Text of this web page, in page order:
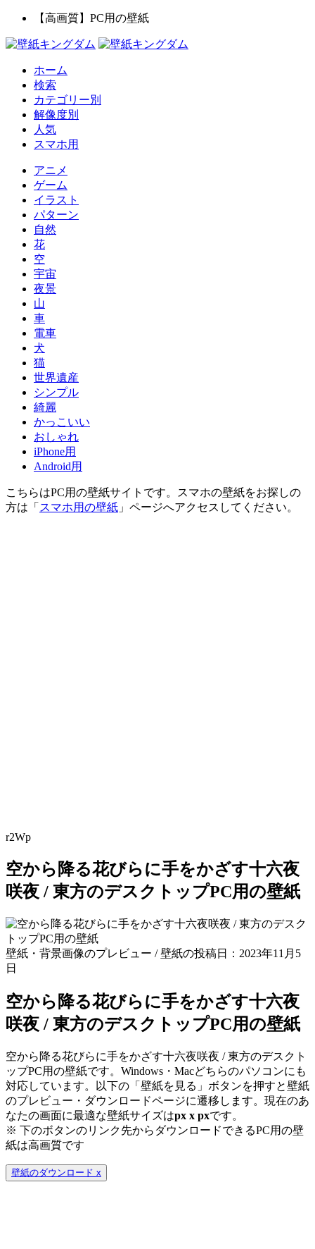
【高画質】PC用の壁紙
ホーム
検索
カテゴリー別
解像度別
人気
スマホ用
アニメ
ゲーム
イラスト
パターン
自然
花
空
宇宙
夜景
山
車
電車
犬
猫
世界遺産
シンプル
綺麗
かっこいい
おしゃれ
iPhone用
Android用
こちらはPC用の壁紙サイトです。スマホの壁紙をお探しの
方は「 スマホ用の壁紙 」ページへアクセスしてください。
r2Wp
空から降る花びらに手をかざす十六夜
咲夜 / 東方のデスクトップPC用の壁紙
壁紙・背景画像のプレビュー / 壁紙の投稿日：2023年11月5
日
空から降る花びらに手をかざす十六夜
咲夜 / 東方のデスクトップPC用の壁紙
空から降る花びらに手をかざす十六夜咲夜 / 東方のデスクト
ップPC用の壁紙です。Windows・Macどちらのパソコンにも
対応しています。以下の「壁紙を見る」ボタンを押すと壁紙
のプレビュー・ダウンロードページに遷移します。現在のあ
なたの画面に最適な壁紙サイズはpx x pxです。
※ 下のボタンのリンク先からダウンロードできるPC用の壁
紙は高画質です
壁紙のダウンロード x